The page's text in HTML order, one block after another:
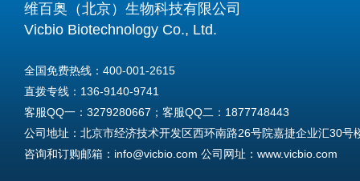
维百奥（北京）生物科技有限公司
Vicbio Biotechnology Co., Ltd.
全国免费热线：400-001-2615
直拨专线：136-9140-9741
客服QQ一：3279280667；客服QQ二：1877748443
公司地址：北京市经济技术开发区西环南路26号院嘉捷企业汇30号
咨询和订购邮箱：info@vicbio.com 公司网址：www.vicbio.com